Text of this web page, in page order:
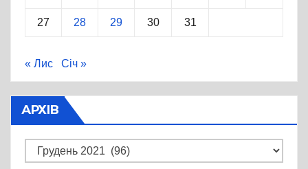
27 28 29 30 31
« Лис Січ »
АРХІВ
Архів